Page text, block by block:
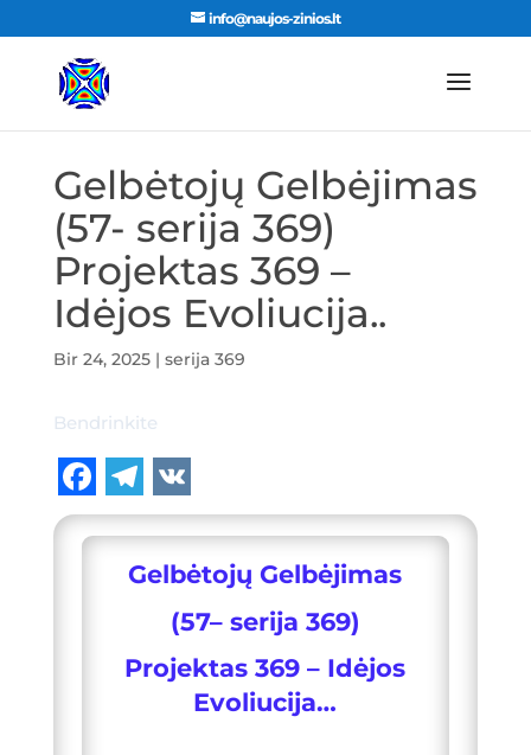
info@naujos-zinios.lt
Gelbėtojų Gelbėjimas
(57- serija 369)
Projektas 369 –
Idėjos Evoliucija..
Bir 24, 2025| serija 369
Bendrinkite
F T
e
g
V
K
Gelbėtojų Gelbėjimas
(57– serija 369)
Projektas 369 – Idėjos
Evoliucija…